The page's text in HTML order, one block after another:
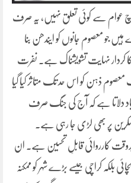
عوام سے کوئی تعلق نہیں، یہ صرف
جو معصوم جانوں کو ایندھن بنا
کردار نہایت تشویشناک ہے۔ نفرت
ایک معصوم ذہن کو اس حد تک متاثر کیا گیا
دلاتا ہے کہ آج کی جنگ صرف
پر بھی لڑی جا رہی ہے۔
بروقت کارروائی قابلِ تحسین ہے۔ ان
کراچی جیسے بڑے شہر کو ممکنہ